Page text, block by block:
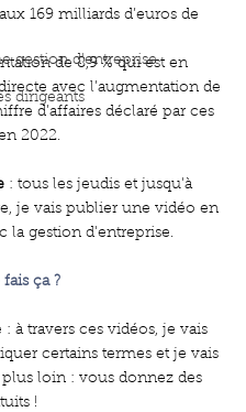
gestion d'entreprise
dirigeants
169 milliards d’euros de
de 8,9 % qui est en
avec l’augmentation de
d’affaires déclaré par ces
2022.
: tous les jeudis et jusqu'à
je vais publier une vidéo en
la gestion d'entreprise.
ça ?
: à travers ces vidéos, je vais
certains termes et je vais
loin : vous donnez des
!